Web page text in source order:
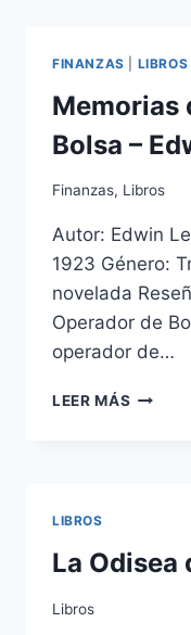
FINANZAS LIBROS
Memorias
Bolsa –
Finanzas, Libros
Autor: Edwin
1923 Género:
novelada
Operador de
operador de…
LEER MÁS
EDWIN
LIBROS
La Odisea
Libros